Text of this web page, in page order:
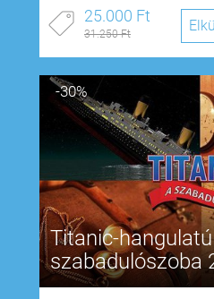
25.000 Ft
31.250 Ft
-30%
Titanic-hangulatú
szabadulószoba